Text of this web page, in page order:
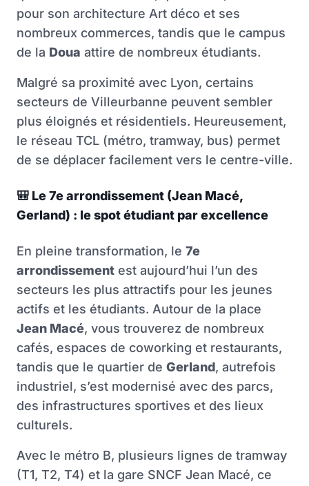
pour son architecture Art déco et ses
nombreux commerces, tandis que le campus
de la Doua attire de nombreux étudiants.
Malgré sa proximité avec Lyon, certains
secteurs de Villeurbanne peuvent sembler
plus éloignés et résidentiels. Heureusement,
le réseau TCL (métro, tramway, bus) permet
de se déplacer facilement vers le centre-ville.
🎒 Le 7e arrondissement (Jean Macé,
Gerland) : le spot étudiant par excellence
En pleine transformation, le 7e
arrondissement est aujourd’hui l’un des
secteurs les plus attractifs pour les jeunes
actifs et les étudiants. Autour de la place
Jean Macé, vous trouverez de nombreux
cafés, espaces de coworking et restaurants,
tandis que le quartier de Gerland, autrefois
industriel, s’est modernisé avec des parcs,
des infrastructures sportives et des lieux
culturels.
Avec le métro B, plusieurs lignes de tramway
(T1, T2, T4) et la gare SNCF Jean Macé, ce